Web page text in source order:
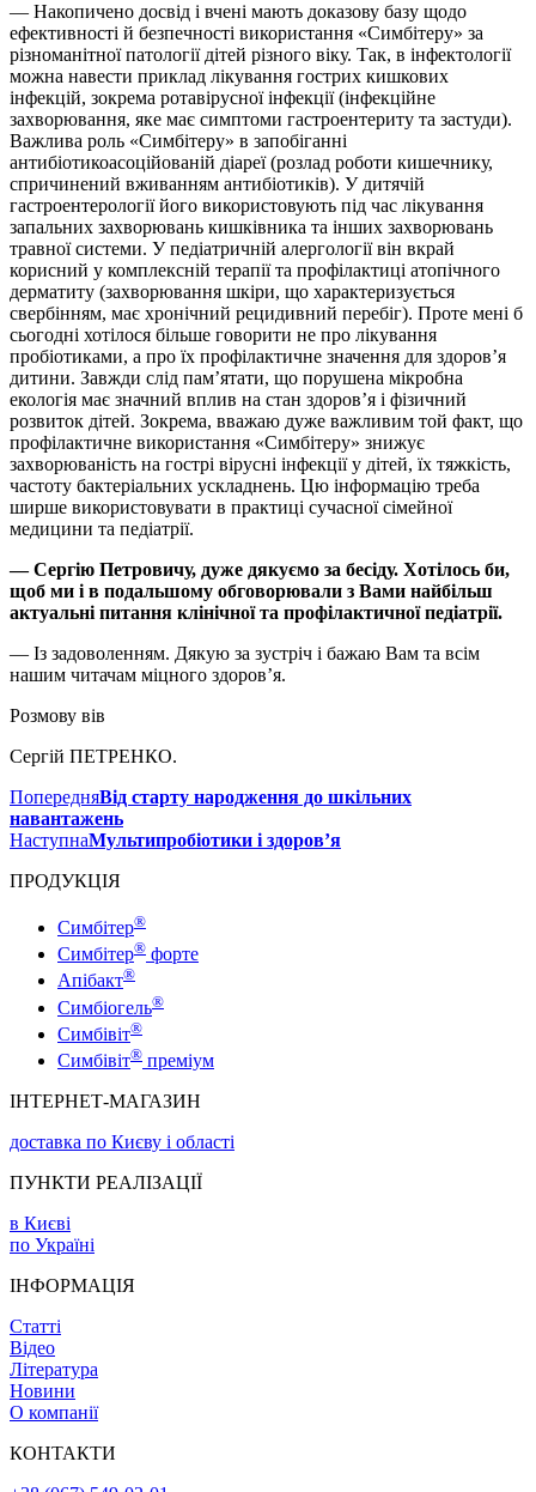
— Накопичено досвід і вчені мають доказову базу щодо
ефективності й безпечності використання «Симбітеру» за
різноманітної патології дітей різного віку. Так, в інфектології
можна навести приклад лікування гострих кишкових
інфекцій, зокрема ротавірусної інфекції (інфекційне
захворювання, яке має симптоми гастроентериту та застуди).
Важлива роль «Симбітеру» в запобіганні
антибіотикоасоційованій діареї (розлад роботи кишечнику,
спричинений вживанням антибіотиків). У дитячій
гастроентерології його використовують під час лікування
запальних захворювань кишківника та інших захворювань
травної системи. У педіатричній алергології він вкрай
корисний у комплексній терапії та профілактиці атопічного
дерматиту (захворювання шкіри, що характеризується
свербінням, має хронічний рецидивний перебіг). Проте мені б
сьогодні хотілося більше говорити не про лікування
пробіотиками, а про їх профілактичне значення для здоров’я
дитини. Завжди слід пам’ятати, що порушена мікробна
екологія має значний вплив на стан здоров’я і фізичний
розвиток дітей. Зокрема, вважаю дуже важливим той факт, що
профілактичне використання «Симбітеру» знижує
захворюваність на гострі вірусні інфекції у дітей, їх тяжкість,
частоту бактеріальних ускладнень. Цю інформацію треба
ширше використовувати в практиці сучасної сімейної
медицини та педіатрії.
— Сергію Петровичу, дуже дякуємо за бесіду. Хотілось би,
щоб ми і в подальшому обговорювали з Вами найбільш
актуальні питання клінічної та профілактичної педіатрії.
— Із задоволенням. Дякую за зустріч і бажаю Вам та всім
нашим читачам міцного здоров’я.
Розмову вів
Сергій ПЕТРЕНКО.
ПопередняВід старту народження до шкільних
навантажень
НаступнаМультипробіотики і здоров’я
ПРОДУКЦІЯ
Симбітер®
Симбітер® форте
Апібакт®
Симбіогель®
Симбівіт®
Симбівіт® преміум
ІНТЕРНЕТ-МАГАЗИН
доставка по Києву і області
ПУНКТИ РЕАЛІЗАЦІЇ
в Києві
по Україні
ІНФОРМАЦІЯ
Статті
Відео
Література
Новини
О компанії
КОНТАКТИ